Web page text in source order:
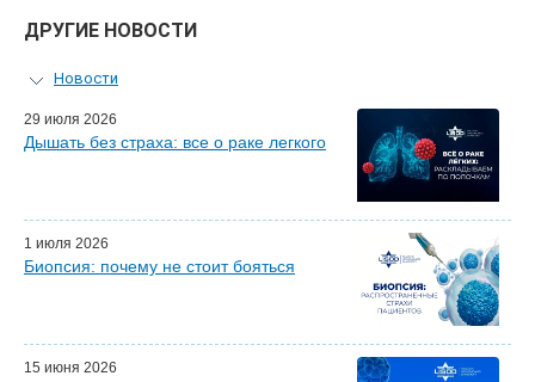
ДРУГИЕ НОВОСТИ
Новости
Персональный гид
Мастер-классы для врачей
Наши партнеры
29 июля 2026
Дышать без страха: все о раке легкого
1 июля 2026
Биопсия: почему не стоит бояться
15 июня 2026